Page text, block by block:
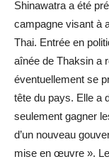
Shinawatra a été
campagne visant à
Thai. Entrée en
aînée de Thaksin a
éventuellement se
tête du pays. Elle a
seulement gagner
d’un nouveau
mise en œuvre ».